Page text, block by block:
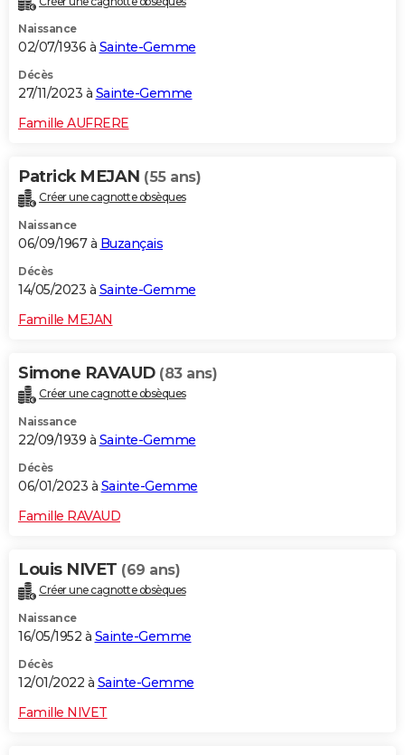
Naissance
02/07/1936 à Sainte-Gemme
Décès
27/11/2023 à Sainte-Gemme
Famille AUFRERE
Patrick MEJAN (55 ans)
Créer une cagnotte obsèques
Naissance
06/09/1967 à Buzançais
Décès
14/05/2023 à Sainte-Gemme
Famille MEJAN
Simone RAVAUD (83 ans)
Créer une cagnotte obsèques
Naissance
22/09/1939 à Sainte-Gemme
Décès
06/01/2023 à Sainte-Gemme
Famille RAVAUD
Louis NIVET (69 ans)
Créer une cagnotte obsèques
Naissance
16/05/1952 à Sainte-Gemme
Décès
12/01/2022 à Sainte-Gemme
Famille NIVET